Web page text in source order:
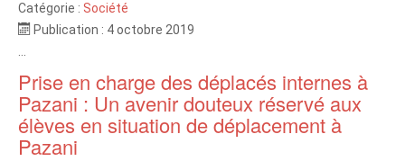
Catégorie : Société
Publication : 4 octobre 2019
Prise en charge des déplacés internes à
Pazani : Un avenir douteux réservé aux
élèves en situation de déplacement à
Pazani